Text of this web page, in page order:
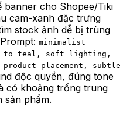
banner cho Shopee/Tiki
cam-xanh đặc trưng
stock ảnh dễ bị trùng
minimalist
to teal, soft lighting,
placement, subtle
độc quyền, đúng tone
có khoảng trống trung
sản phẩm.